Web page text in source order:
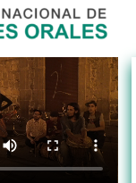
Senekela Id: 704